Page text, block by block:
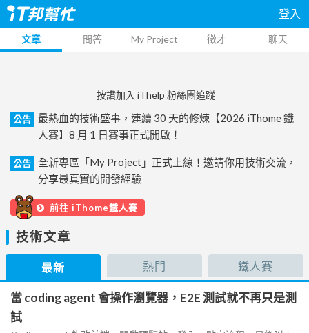
登入
文章 問答 My Project 徵才 聊天
按讚加入 iThelp 粉絲團追蹤
公告
最熱血的技術盛事，連續 30 天的修煉【2026 iThome 鐵
人賽】8 月 1 日賽事正式開啟！
公告
全新專區「My Project」正式上線！邀請你用技術交流，
分享最真實的開發經驗
前往 iThome鐵人賽
技術文章
最新 熱門 鐵人賽
當 coding agent 會操作瀏覽器，E2E 測試就不再只是測
試